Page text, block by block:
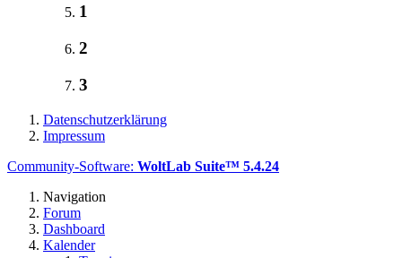
1
2
3
Datenschutzerklärung
Impressum
Community-Software: WoltLab Suite™ 5.4.24
Navigation
Forum
Dashboard
Kalender